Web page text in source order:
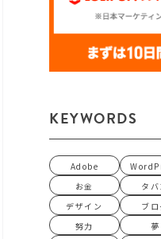
KEYWORDS
Adobe
お金
タバ
デザイン
ブロ
努力
夢